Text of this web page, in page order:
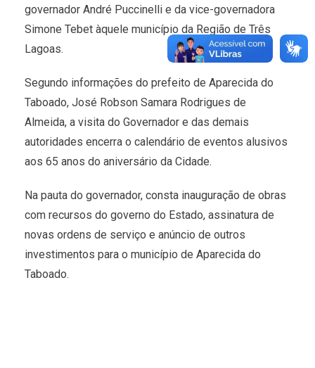
governador André Puccinelli e da vice-governadora
Simone Tebet àquele município da Região de Três
Lagoas.
Segundo informações do prefeito de Aparecida do
Taboado, José Robson Samara Rodrigues de
Almeida, a visita do Governador e das demais
autoridades encerra o calendário de eventos alusivos
aos 65 anos do aniversário da Cidade.
Na pauta do governador, consta inauguração de obras
com recursos do governo do Estado, assinatura de
novas ordens de serviço e anúncio de outros
investimentos para o município de Aparecida do
Taboado.